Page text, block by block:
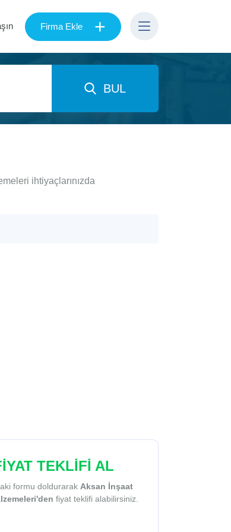
Firma Ekle +
BUL
ihtiyaçlarınızda
TEKLİFİ AL
formu doldurarakAksan İnşaat
fiyat teklifi alabilirsiniz.